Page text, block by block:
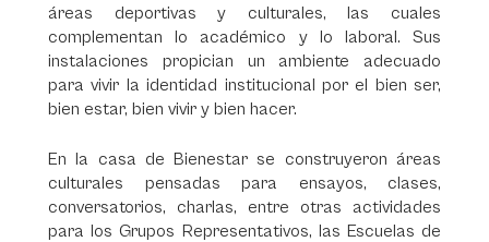
áreas deportivas y culturales, las cuales
complementan lo académico y lo laboral. Sus
instalaciones propician un ambiente adecuado
para vivir la identidad institucional por el bien ser,
bien estar, bien vivir y bien hacer.
En la casa de Bienestar se construyeron áreas
culturales pensadas para ensayos, clases,
conversatorios, charlas, entre otras actividades
para los Grupos Representativos, las Escuelas de